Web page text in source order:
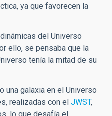
ya que favorecen la
del Universo
ello, se pensaba que la
tenía la mitad de su
una galaxia en el Universo
realizadas con el JWST,